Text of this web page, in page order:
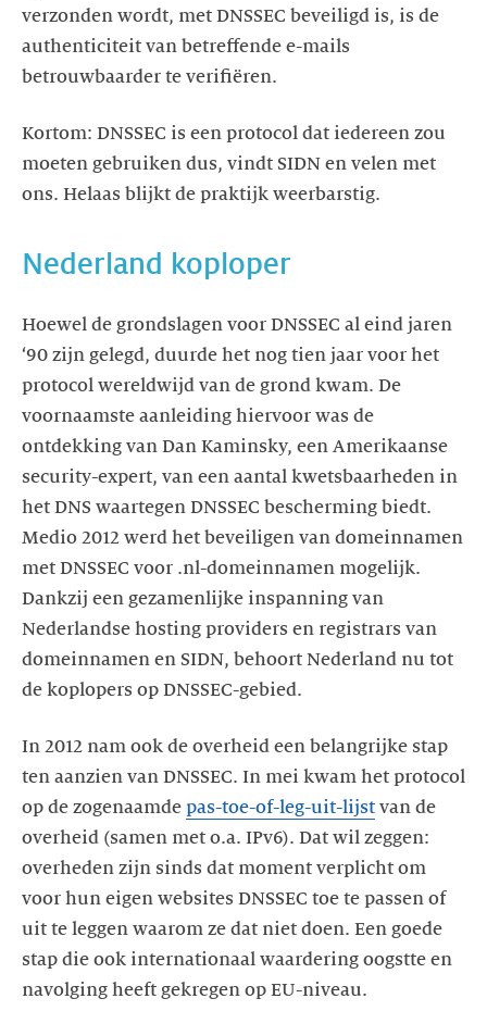
verzonden wordt, met DNSSEC beveiligd is, is de
authenticiteit van betreffende e-mails
betrouwbaarder te verifiëren.
Kortom: DNSSEC is een protocol dat iedereen zou
moeten gebruiken dus, vindt SIDN en velen met
ons. Helaas blijkt de praktijk weerbarstig.
Nederland koploper
Hoewel de grondslagen voor DNSSEC al eind jaren
‘90 zijn gelegd, duurde het nog tien jaar voor het
protocol wereldwijd van de grond kwam. De
voornaamste aanleiding hiervoor was de
ontdekking van Dan Kaminsky, een Amerikaanse
security-expert, van een aantal kwetsbaarheden in
het DNS waartegen DNSSEC bescherming biedt.
Medio 2012 werd het beveiligen van domeinnamen
met DNSSEC voor .nl-domeinnamen mogelijk.
Dankzij een gezamenlijke inspanning van
Nederlandse hosting providers en registrars van
domeinnamen en SIDN, behoort Nederland nu tot
de koplopers op DNSSEC-gebied.
In 2012 nam ook de overheid een belangrijke stap
ten aanzien van DNSSEC. In mei kwam het protocol
op de zogenaamde pas-toe-of-leg-uit-lijst van de
overheid (samen met o.a. IPv6). Dat wil zeggen:
overheden zijn sinds dat moment verplicht om
voor hun eigen websites DNSSEC toe te passen of
uit te leggen waarom ze dat niet doen. Een goede
stap die ook internationaal waardering oogstte en
navolging heeft gekregen op EU-niveau.